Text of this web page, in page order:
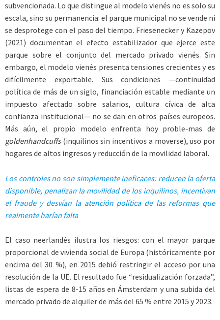
subvencionada. Lo que distingue al modelo vienés no es solo su
escala, sino su permanencia: el parque municipal no se vende ni
se desprotege con el paso del tiempo. Friesenecker y Kazepov
(2021) documentan el efecto estabilizador que ejerce este
parque sobre el conjunto del mercado privado vienés. Sin
embargo, el modelo vienés presenta tensiones crecientes y es
difícilmente exportable. Sus condiciones —continuidad
política de más de un siglo, financiación estable mediante un
impuesto afectado sobre salarios, cultura cívica de alta
confianza institucional— no se dan en otros países europeos.
Más aún, el propio modelo enfrenta hoy proble-mas de
goldenhandcuffs(inquilinos sin incentivos a moverse), uso por
hogares de altos ingresos y reducción de la movilidad laboral.
Los controles no son simplemente ineficaces: reducen la oferta
disponible, penalizan la movilidad de los inquilinos, incentivan
el fraude y desvían la atención política de las reformas que
realmente harían falta
El caso neerlandés ilustra los riesgos: con el mayor parque
proporcional de vivienda social de Europa (históricamente por
encima del 30 %), en 2015 debió restringir el acceso por una
resolución de la UE. El resultado fue “residualización forzada”,
listas de espera de 8-15 años en Ámsterdam y una subida del
mercado privado de alquiler de más del 65 % entre 2015 y 2023.